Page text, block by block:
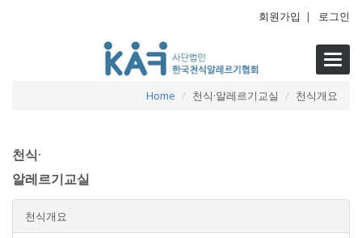
회원가입 | 로그인
Home
천식·알레르기교실 천식개요
천식·
알레르기교실
천식개요